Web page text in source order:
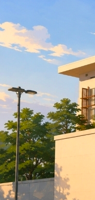
축조약은 열강의 베이징 주
로 남았다. 그러나 1949년
주둔...